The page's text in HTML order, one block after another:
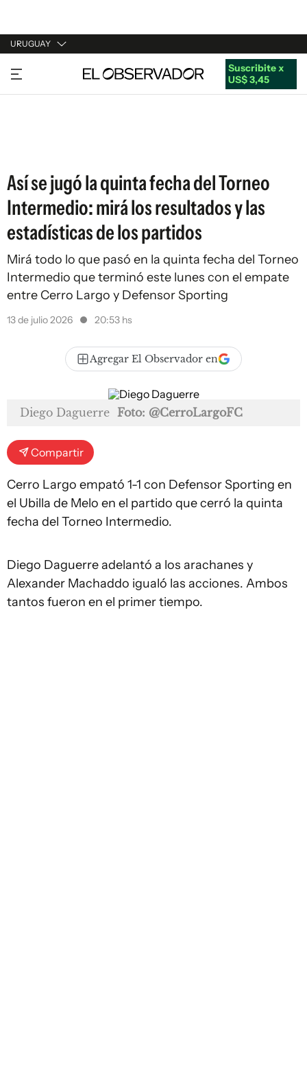
URUGUAY
URUGUAY
ARGENTINA
Suscribite x
US$ 3,45
Así se jugó la quinta fecha del Torneo
Intermedio: mirá los resultados y las
estadísticas de los partidos
Mirá todo lo que pasó en la quinta fecha del Torneo
Intermedio que terminó este lunes con el empate
entre Cerro Largo y Defensor Sporting
13 de julio 2026 20:53 hs
Agregar El Observador en
Diego Daguerre Foto: @CerroLargoFC
Compartir
Cerro Largo empató 1-1 con Defensor Sporting en
el Ubilla de Melo en el partido que cerró la quinta
fecha del Torneo Intermedio.
Diego Daguerre adelantó a los arachanes y
Alexander Machaddo igualó las acciones. Ambos
tantos fueron en el primer tiempo.